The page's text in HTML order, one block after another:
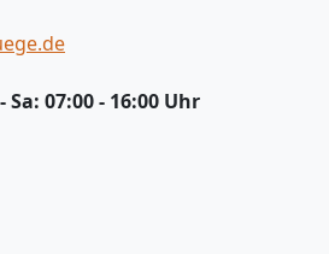
Sa: 07:00 - 16:00 Uhr